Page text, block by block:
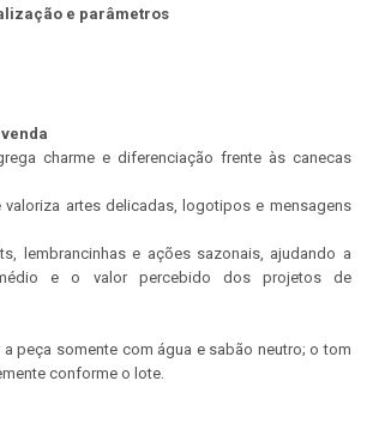
e parâmetros
charme e diferenciação frente às canecas
valoriza artes delicadas, logotipos e mensagens
lembrancinhas e ações sazonais, ajudando a
e o valor percebido dos projetos de
a peça somente com água e sabão neutro; o tom
conforme o lote.